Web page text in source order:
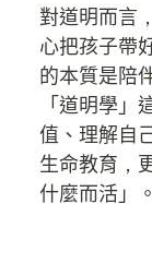
對道明而言
心把孩子帶
的本質是陪
「道明學
值、理解自
生命教育，
什麼而活」。